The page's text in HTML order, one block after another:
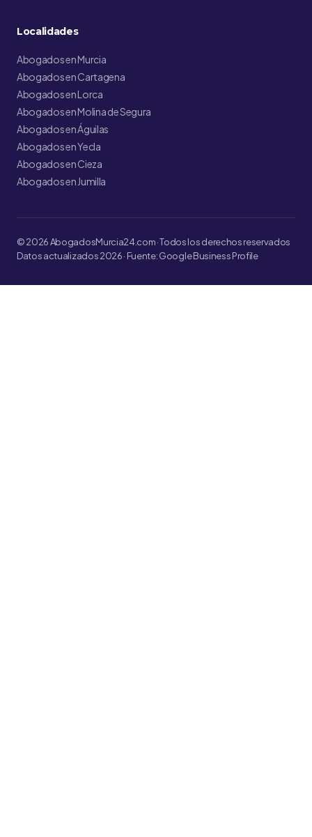
Localidades
Abogados en Murcia
Abogados en Cartagena
Abogados en Lorca
Abogados en Molina de Segura
Abogados en Águilas
Abogados en Yecla
Abogados en Cieza
Abogados en Jumilla
© 2026 AbogadosMurcia24.com · Todos los derechos reservados
Datos actualizados 2026 · Fuente: Google Business Profile